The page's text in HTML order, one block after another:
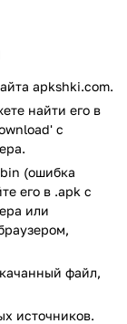
доступ к
финансовые
Привилегий»
или карта
товары
бонусные
или товары на
Все это можно
а если
apkshki.com.
найти его в
с
(ошибка
его в .apk с
или
файл,
источников.